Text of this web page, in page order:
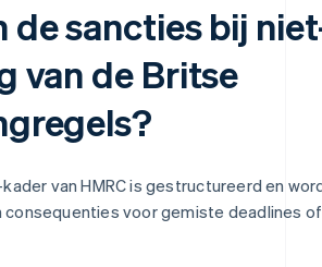
de sancties bij
van de Britse
van HMRC is gestructureerd en
consequenties voor gemiste deadlines